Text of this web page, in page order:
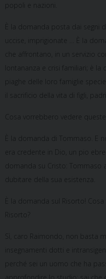
popoli e nazioni.
È la domanda posta dai segni
uccise, imprigionate … È la
che affrontano, in un servizio
lontananza e crisi familiari; è la
piaghe delle loro famiglie
il sacrificio della vita di figli,
Cosa vorrebbero vedere queste
È la domanda di Tommaso. E
era credente in Dio, un pio
domanda su Cristo: Tommaso
dubitare della sua esistenza.
È la domanda sul Risorto!
Risorto?
Sì, caro Raimondo, non basta
insegnamenti dotti e
perché sei un uomo che ha